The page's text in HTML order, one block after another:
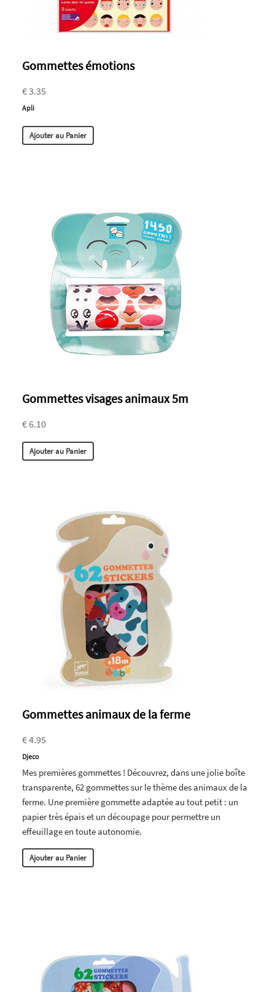
Gommettes émotions
€ 3.35
Apli
Ajouter au Panier
Gommettes visages animaux 5m
€ 6.10
Ajouter au Panier
Gommettes animaux de la ferme
€ 4.95
Djeco
Mes premières gommettes ! Découvrez, dans une jolie boîte
transparente, 62 gommettes sur le thème des animaux de la
ferme. Une première gommette adaptée au tout petit : un
papier très épais et un découpage pour permettre un
effeuillage en toute autonomie.
Ajouter au Panier